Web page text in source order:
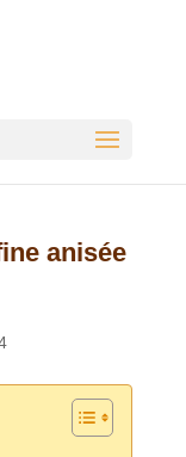
anisée